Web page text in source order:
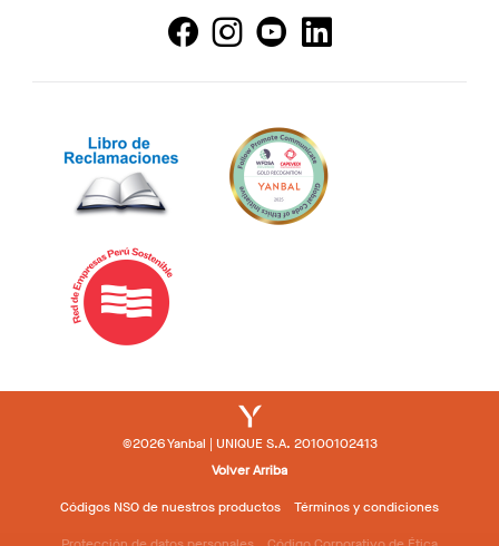
©2026 Yanbal | UNIQUE S.A. 20100102413
Volver Arriba
Códigos NSO de nuestros productos Términos y condiciones